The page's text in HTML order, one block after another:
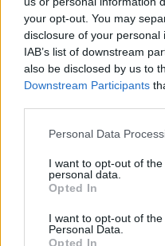
your opt-out. You may
disclosure of your
IAB’s list of downstream
also be disclosed by us to
Downstream Participants
Personal Data
I want to opt-out of
personal data.
Opted In
I want to opt-out of
Personal Data.
Opted In
citās valstīs.
"Šobrīd Latvijā bērna
sistēma. Tā ir veiksmes
tas, kurš ar savu
regulējumu," uzsver
skolas autobusa ir